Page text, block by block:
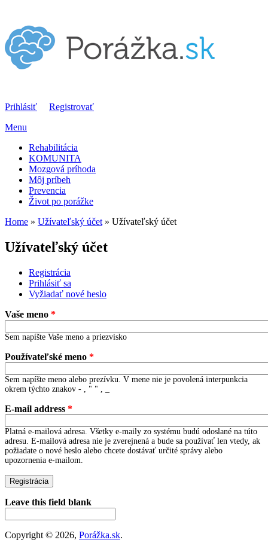
Prihlásiť
Registrovať
Menu
Rehabilitácia
KOMUNITA
Mozgová príhoda
Môj príbeh
Prevencia
Život po porážke
Home » Užívateľský účet » Užívateľský účet
Užívateľský účet
Primary tabs
Registrácia
Prihlásiť sa
Vyžiadať nové heslo
Vaše meno *
Sem napíšte Vaše meno a priezvisko
Používateľské meno *
Sem napíšte meno alebo prezívku. V mene nie je povolená interpunkcia
okrem týchto znakov - , " " , _
E-mail address *
Platná e-mailová adresa. Všetky e-maily zo systému budú odoslané na túto
adresu. E-mailová adresa nie je zverejnená a bude sa používať len vtedy, ak
požiadate o nové heslo alebo chcete dostávať určité správy alebo
upozornenia e-mailom.
Leave this field blank
Copyright © 2026, Porážka.sk.